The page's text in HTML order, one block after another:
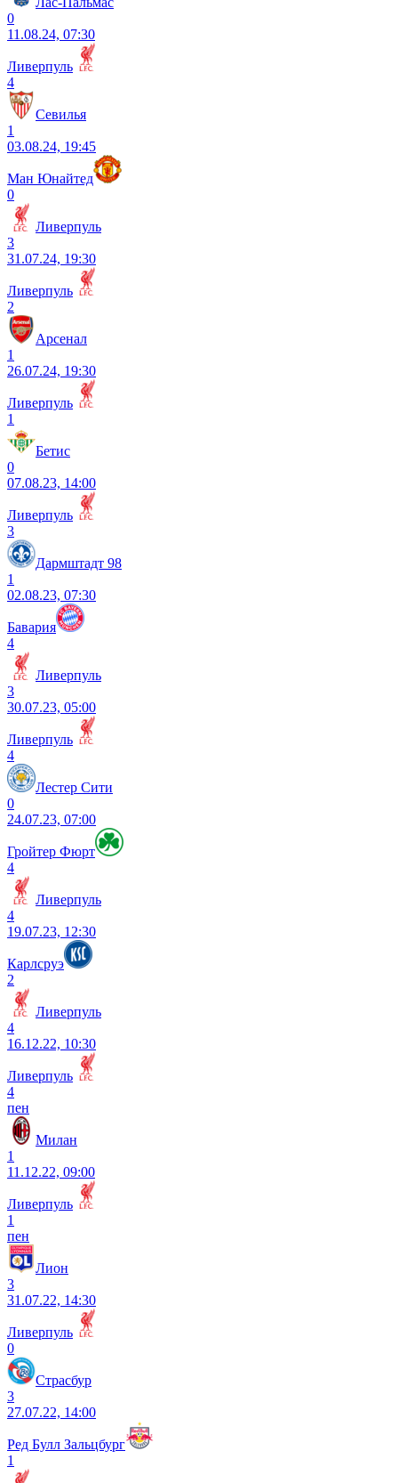
0
11.08.24, 07:30
Ливерпуль
4
Севилья
1
03.08.24, 19:45
Ман Юнайтед
0
Ливерпуль
3
31.07.24, 19:30
Ливерпуль
2
Арсенал
1
26.07.24, 19:30
Ливерпуль
1
Бетис
0
07.08.23, 14:00
Ливерпуль
3
Дармштадт 98
1
02.08.23, 07:30
Бавария
4
Ливерпуль
3
30.07.23, 05:00
Ливерпуль
4
Лестер Сити
0
24.07.23, 07:00
Гройтер Фюрт
4
Ливерпуль
4
19.07.23, 12:30
Карлсруэ
2
Ливерпуль
4
16.12.22, 10:30
Ливерпуль
4
пен
Милан
1
11.12.22, 09:00
Ливерпуль
1
пен
Лион
3
31.07.22, 14:30
Ливерпуль
0
Страсбур
3
27.07.22, 14:00
Ред Булл Зальцбург
1